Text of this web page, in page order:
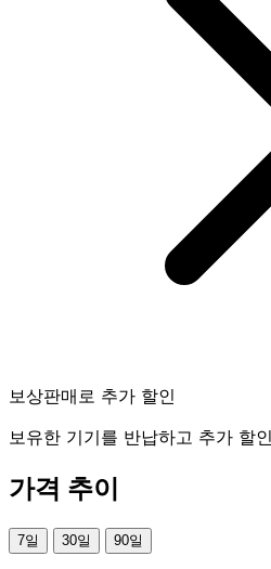
보상판매로 추가 할인
보유한 기기를 반납하고 추가 할
가격 추이
7일 30일 90일